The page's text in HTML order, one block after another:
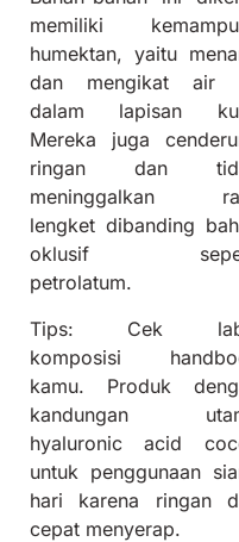
memiliki
humektan, yaitu
dan mengikat air
dalam lapisan
Mereka juga
ringan dan
meninggalkan
lengket dibanding
oklusif
petrolatum.
Tips: Cek
komposisi
kamu. Produk
kandungan
hyaluronic acid
untuk penggunaan
hari karena ringan
cepat menyerap.